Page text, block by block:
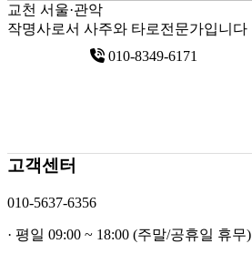
교천 서울·관악
작명사로서 사주와 타로전문가입니다
010-8349-6171
고객센터
010-5637-6356
· 평일 09:00 ~ 18:00 (주말/공휴일 휴무)